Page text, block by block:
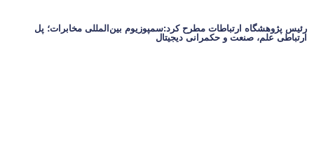
رئیس پژوهشگاه ارتباطات مطرح کرد:سمپوزیوم بین‌المللی مخابرات؛ پل
ارتباطی علم، صنعت و حکمرانی دیجیتال